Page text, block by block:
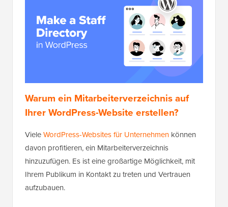
Warum ein Mitarbeiterverzeichnis auf
Ihrer WordPress-Website erstellen?
VieleWordPress-Websites für Unternehmen können
davon profitieren, ein Mitarbeiterverzeichnis
hinzuzufügen. Es ist eine großartige Möglichkeit, mit
Ihrem Publikum in Kontakt zu treten und Vertrauen
aufzubauen.